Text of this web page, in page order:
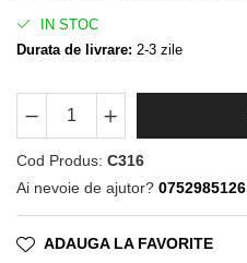
IN STOC
Durata de livrare: 2-3 zile
Cod Produs: C316
Ai nevoie de ajutor? 0752985126
ADAUGA LA FAVORITE